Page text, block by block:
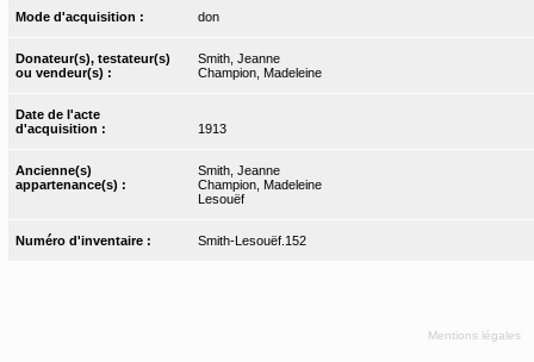
Mode d'acquisition : don
Donateur(s), testateur(s)
ou vendeur(s) :
Smith, Jeanne
Champion, Madeleine
Date de l'acte
d'acquisition :
1913
Ancienne(s)
appartenance(s) :
Smith, Jeanne
Champion, Madeleine
Lesouëf
Numéro d'inventaire : Smith-Lesouëf.152
Mentions légales